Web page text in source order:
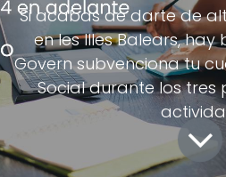
Si acabas de darte de
en les Illes Balears, hay
Govern subvenciona tu
Social durante los tres